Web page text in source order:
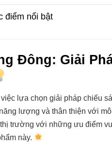
điểm nổi bật
Đông: Giải
lựa chọn giải pháp chiếu
lượng và thân thiện với
trường với những ưu điểm
này.